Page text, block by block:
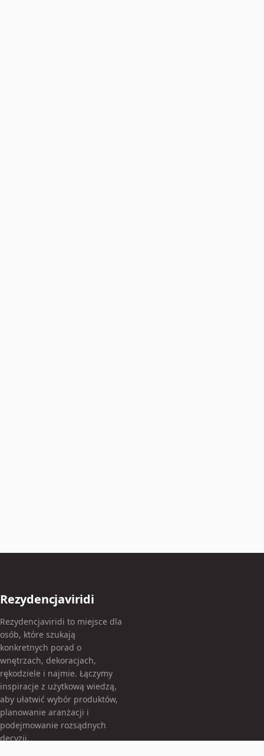
Rezydencjaviridi
Rezydencjaviridi to miejsce dla
osób, które szukają
konkretnych porad o
wnętrzach, dekoracjach,
rękodziele i najmie. Łączymy
inspiracje z użytkową wiedzą,
aby ułatwić wybór produktów,
planowanie aranżacji i
podejmowanie rozsądnych
decyzji.